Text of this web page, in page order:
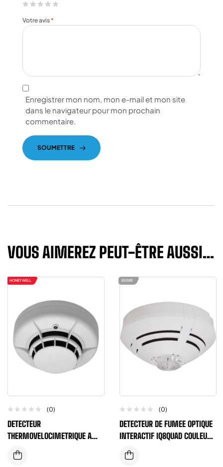
Votre avis *
Enregistrer mon nom, mon e-mail et mon site
dans le navigateur pour mon prochain
commentaire.
SOUMETTRE
VOUS AIMEREZ PEUT-ÊTRE AUSSI…
HONEYWELL
(0)
DETECTEUR
THERMOVELOCIMETRIQUE A
TEMPERATURE FIXE VISION
CONVENTIONNELLE LED
ESSER
(0)
DETECTEUR DE FUMEE OPTIQUE
INTERACTIF IQ8QUAD COULEUR
BLANC